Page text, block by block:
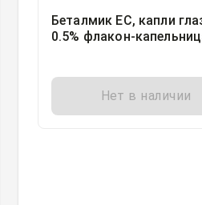
Беталмик ЕС, капли
0.5% флакон-
Нет в наличии